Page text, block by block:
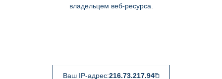
владельцем веб-ресурса.
Ваш IP-адрес:216.73.217.94